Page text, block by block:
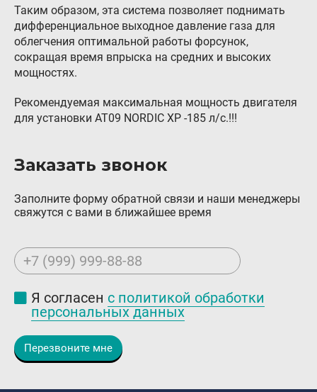
Доставка Клиентам
Каталог авто с ГБО
Форум ALPHA
Блог
Контакты
пн-пт: с 09:00 до 17:00
info@intergasservice.ru
Оставить отзыв
Подпишитесь на нашу рассылку:
Email
Таким образом, эта система позволяет поднимать
дифференциальное выходное давление газа для
облегчения оптимальной работы форсунок,
сокращая время впрыска на средних и высоких
мощностях.
Рекомендуемая максимальная мощность двигателя
для установки AT09 NORDIC XP -185 л/с.!!!
Заказать звонок
Заполните форму обратной связи и наши менеджеры
свяжутся с вами в ближайшее время
+7 (999) 999-88-88
Я согласен с политикой обработки
персональных данных
Перезвоните мне